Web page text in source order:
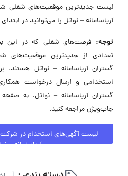
لیست جدیدترین موقعیت‌های شغلی
آریاسامانه – نواتل را می‌توانید در
توجه: فرصت‌های شغلی که در این
تعدادی از جدیدترین
گستران آریاسامانه – نواتل هستند.
استخدامی و ارسال درخواست
گستران آریاسامانه – نواتل، به
جاب‌ویژن مراجعه کنید.
لیست آگهی‌های استخدام در
آریاسامانه –